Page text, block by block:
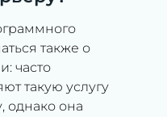
также о
часто
такую услугу
однако она